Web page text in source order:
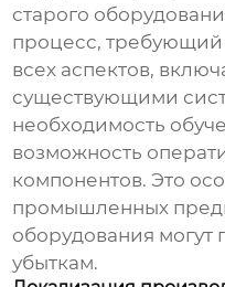
старого
процесс, требующий
всех аспектов,
существующими
необходимость
возможность
компонентов. Это
промышленных
оборудования могут
убыткам.